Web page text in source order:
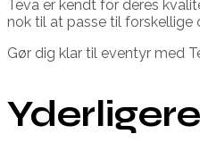
Teva er kendt for deres
nok til at passe til forskellige
Gør dig klar til eventyr med